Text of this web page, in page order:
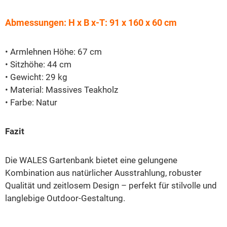
Abmessungen: H x B x-T: 91 x 160 x 60 cm
• Armlehnen Höhe: 67 cm
• Sitzhöhe: 44 cm
• Gewicht: 29 kg
• Material: Massives Teakholz
• Farbe: Natur
Fazit
Die WALES Gartenbank bietet eine gelungene
Kombination aus natürlicher Ausstrahlung, robuster
Qualität und zeitlosem Design – perfekt für stilvolle und
langlebige Outdoor-Gestaltung.